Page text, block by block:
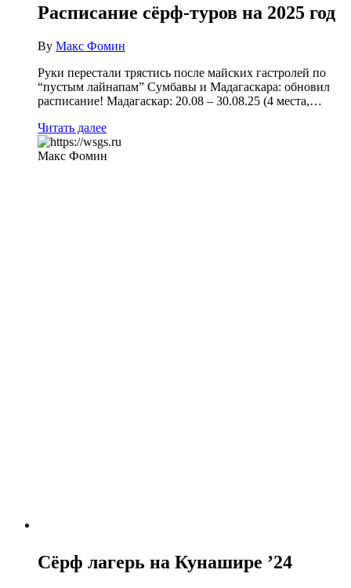
Расписание сёрф-туров на 2025 год
By Макс Фомин
Руки перестали трястись после майских гастролей по
“пустым лайнапам” Сумбавы и Мадагаскара: обновил
расписание! Мадагаскар: 20.08 – 30.08.25 (4 места,…
Читать далее
Макс Фомин
Сёрф лагерь на Кунашире ’24